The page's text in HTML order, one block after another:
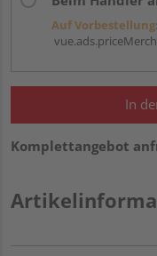
Auf Vorbestellung:
In
Komplettangebot